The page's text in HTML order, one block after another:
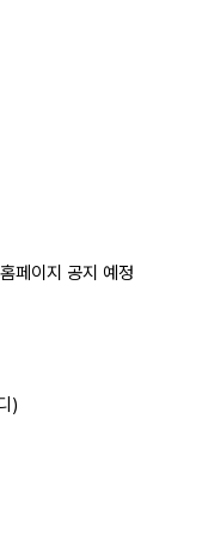
페이지 공지 예정
)